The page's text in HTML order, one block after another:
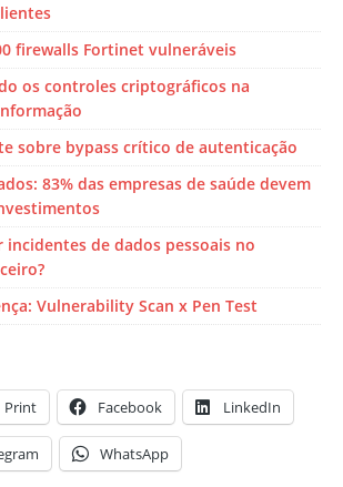
firewalls Fortinet vulneráveis
os controles criptográficos na
sobre bypass crítico de autenticação
83% das empresas de saúde devem
incidentes de dados pessoais no
Vulnerability Scan x Pen Test
Print Facebook LinkedIn
WhatsApp